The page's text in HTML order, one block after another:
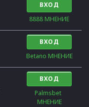
ВХОД
8888 МНЕНИЕ
ВХОД
Betano МНЕНИЕ
ВХОД
Palmsbet
МНЕНИЕ